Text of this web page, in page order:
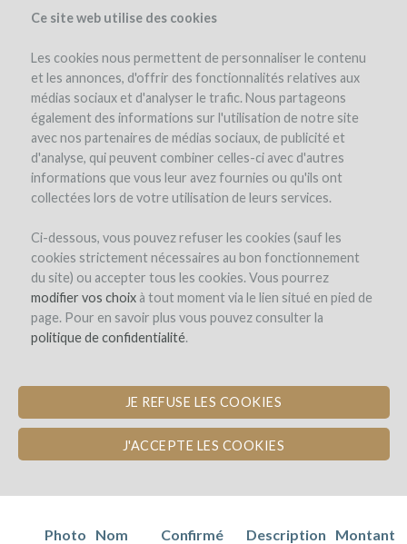
Ce site web utilise des cookies
Les cookies nous permettent de personnaliser le contenu
et les annonces, d'offrir des fonctionnalités relatives aux
médias sociaux et d'analyser le trafic. Nous partageons
également des informations sur l'utilisation de notre site
avec nos partenaires de médias sociaux, de publicité et
d'analyse, qui peuvent combiner celles-ci avec d'autres
informations que vous leur avez fournies ou qu'ils ont
collectées lors de votre utilisation de leurs services.
Ci-dessous, vous pouvez refuser les cookies (sauf les
cookies strictement nécessaires au bon fonctionnement
du site) ou accepter tous les cookies. Vous pourrez
modifier vos choixà tout moment via le lien situé en pied de
page. Pour en savoir plus vous pouvez consulter la
politique de confidentialité.
JE REFUSE LES COOKIES
J'ACCEPTE LES COOKIES
le projet le domaine détails du projet avis d'experts
les remboursements en vin actualités (4) winefunders(81)
Domaine de Saint-Géry
CONSTRUCTION D'UN CHAI
D'ÉLEVAGE EN PIERRE POUR UN
Photo Nom Confirmé Description Montant